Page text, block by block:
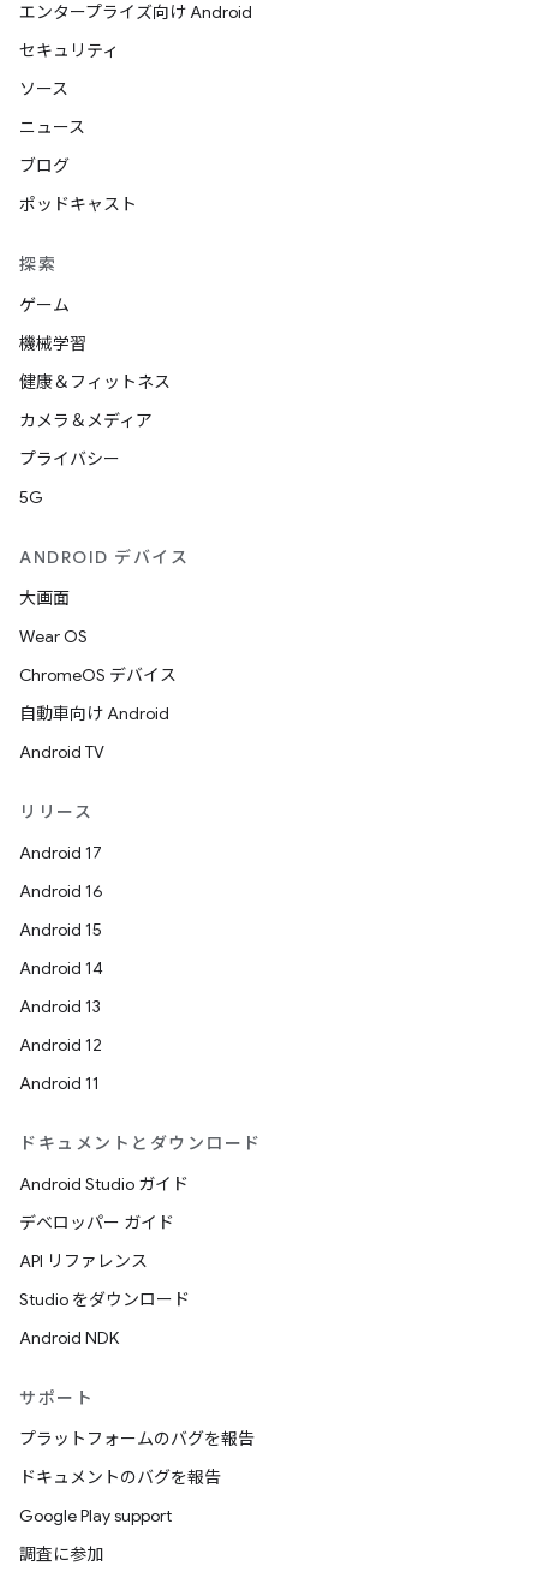
エンタープライズ向け Android
セキュリティ
ソース
ニュース
ブログ
ポッドキャスト
探索
ゲーム
機械学習
健康＆フィットネス
カメラ＆メディア
プライバシー
5G
ANDROID デバイス
大画面
Wear OS
ChromeOS デバイス
自動車向け Android
Android TV
リリース
Android 17
Android 16
Android 15
Android 14
Android 13
Android 12
Android 11
ドキュメントとダウンロード
Android Studio ガイド
デベロッパー ガイド
API リファレンス
Studio をダウンロード
Android NDK
サポート
プラットフォームのバグを報告
ドキュメントのバグを報告
Google Play support
調査に参加